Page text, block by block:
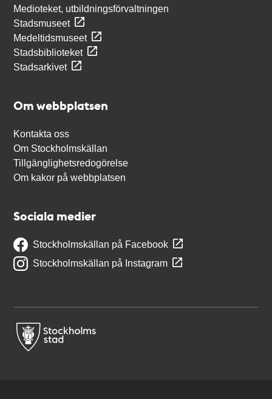
Medioteket, utbildningsförvaltningen
Stadsmuseet
Medeltidsmuseet
Stadsbiblioteket
Stadsarkivet
Om webbplatsen
Kontakta oss
Om Stockholmskällan
Tillgänglighetsredogörelse
Om kakor på webbplatsen
Sociala medier
Stockholmskällan på Facebook
Stockholmskällan på Instagram